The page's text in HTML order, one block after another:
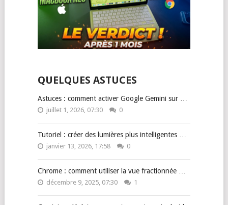
QUELQUES ASTUCES
Astuces : comment activer Google Gemini sur …
juillet 1, 2026, 07:30 0
Tutoriel : créer des lumières plus intelligentes …
janvier 13, 2026, 17:58 0
Chrome : comment utiliser la vue fractionnée …
décembre 9, 2025, 07:30 1